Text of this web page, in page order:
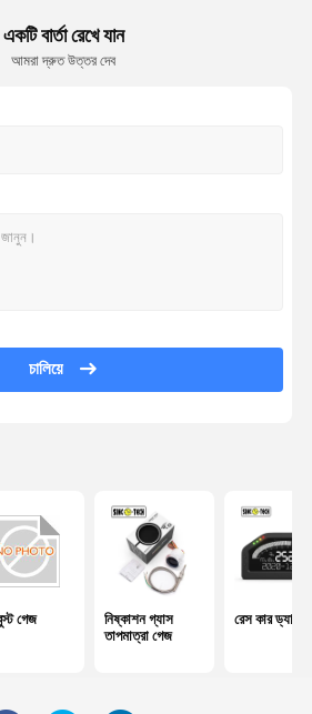
একটি বার্তা রেখে যান
আমরা দ্রুত উত্তর দেব
চালিয়ে
গেজ
নিষ্কাশন গ্যাস
তাপমাত্রা গেজ
রেস কার